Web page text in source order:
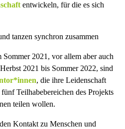
entwickeln, für die es sich
2021, vor allem aber auch
2021 bis Sommer 2022, sind
, die ihre Leidenschaft
Teilhabebereichen des Projekts
teilen wollen.
Kontakt zu Menschen und